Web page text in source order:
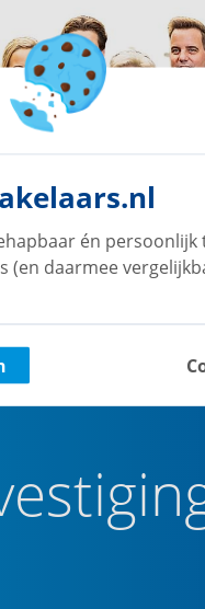
én persoonlijk
(en daarmee